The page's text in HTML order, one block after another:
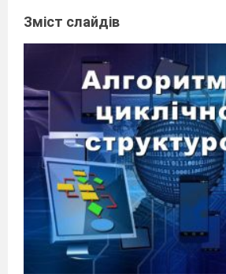
Зміст слайдів